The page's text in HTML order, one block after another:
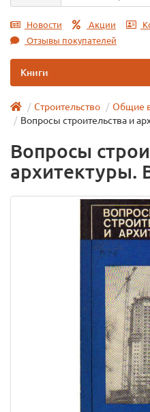
Новости Акции
Отзывы покупателей
Книги
Строительство
Общие
Вопросы строительства и
Вопросы
архитектуры.